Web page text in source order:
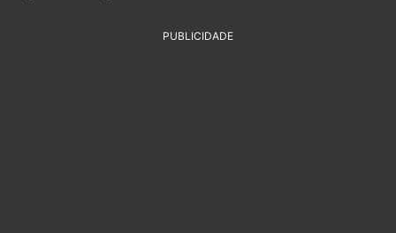
PUBLICIDADE